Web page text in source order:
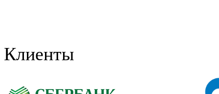
Клиенты